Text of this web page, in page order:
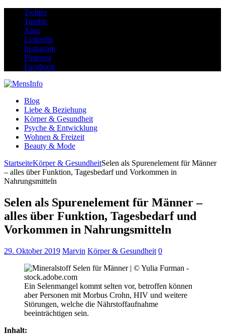
Twitter
Tumblr
Xing
LinkedIn
Instagram
Pinterest
Facebook
Blog
Liebe & Beziehung
Körper & Gesundheit
Psyche & Entwicklung
Wohnen & Freizeit
Beauty & Mode
StartseiteKörper & GesundheitSelen als Spurenelement für Männer
– alles über Funktion, Tagesbedarf und Vorkommen in
Nahrungsmitteln
Selen als Spurenelement für Männer –
alles über Funktion, Tagesbedarf und
Vorkommen in Nahrungsmitteln
29. Oktober 2019 Marvin Körper & Gesundheit 0
Ein Selenmangel kommt selten vor, betroffen können
aber Personen mit Morbus Crohn, HIV und weitere
Störungen, welche die Nährstoffaufnahme
beeinträchtigen sein.
Inhalt: